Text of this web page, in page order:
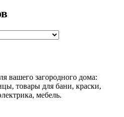
вашего загородного дома:
товары для бани, краски,
мебель.